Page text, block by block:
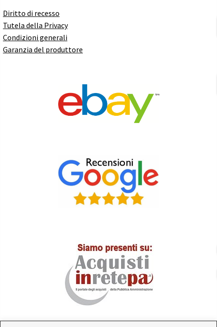
Diritto di recesso
Tutela della Privacy
Condizioni generali
Garanzia del produttore